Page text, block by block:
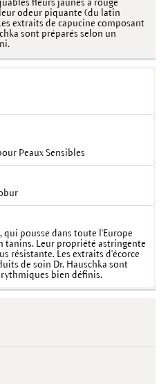
fleurs jaunes à rouge
odeur piquante (du latin
extraits de capucine composant
sont préparés selon un
Peaux Sensibles
qui pousse dans toute l'Europe
tanins. Leur propriété astringente
résistante. Les extraits d'écorce
de soin Dr. Hauschka sont
rythmiques bien définis.